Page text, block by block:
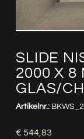
SLIDE
2000 X 8
GLAS/
Artikelnr.:
€ 544,83